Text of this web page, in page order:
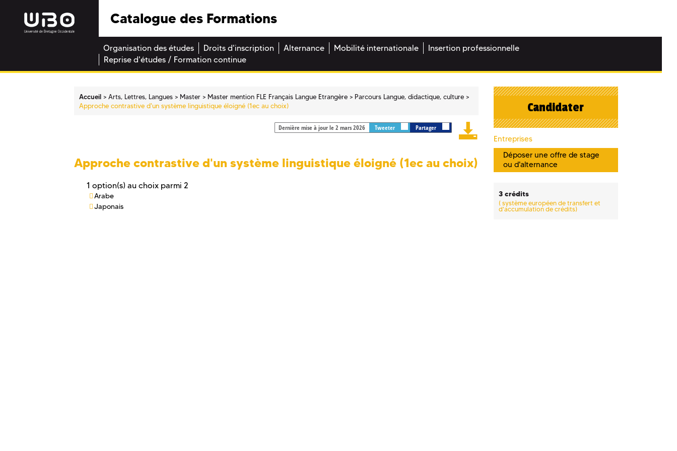
Catalogue des Formations
Organisation des études Droits d'inscription Alternance Mobilité internationale
Insertion professionnelle
Reprise d'études / Formation continue
Accueil Arts, Lettres, Langues Master Master mention FLE Français Langue Etrangère
Parcours Langue, didactique, culture
Approche contrastive d'un système linguistique éloigné (1ec au choix)
Dernière mise à jour le 2 mars 2026 Tweeter Partager
Approche contrastive d'un système linguistique éloigné (1ec au choix)
1 option(s) au choix parmi 2
Arabe
Japonais
Candidater
Entreprises
Déposer une offre de stage
ou d'alternance
3 crédits
(système européen de transfert et
d'accumulation de crédits)